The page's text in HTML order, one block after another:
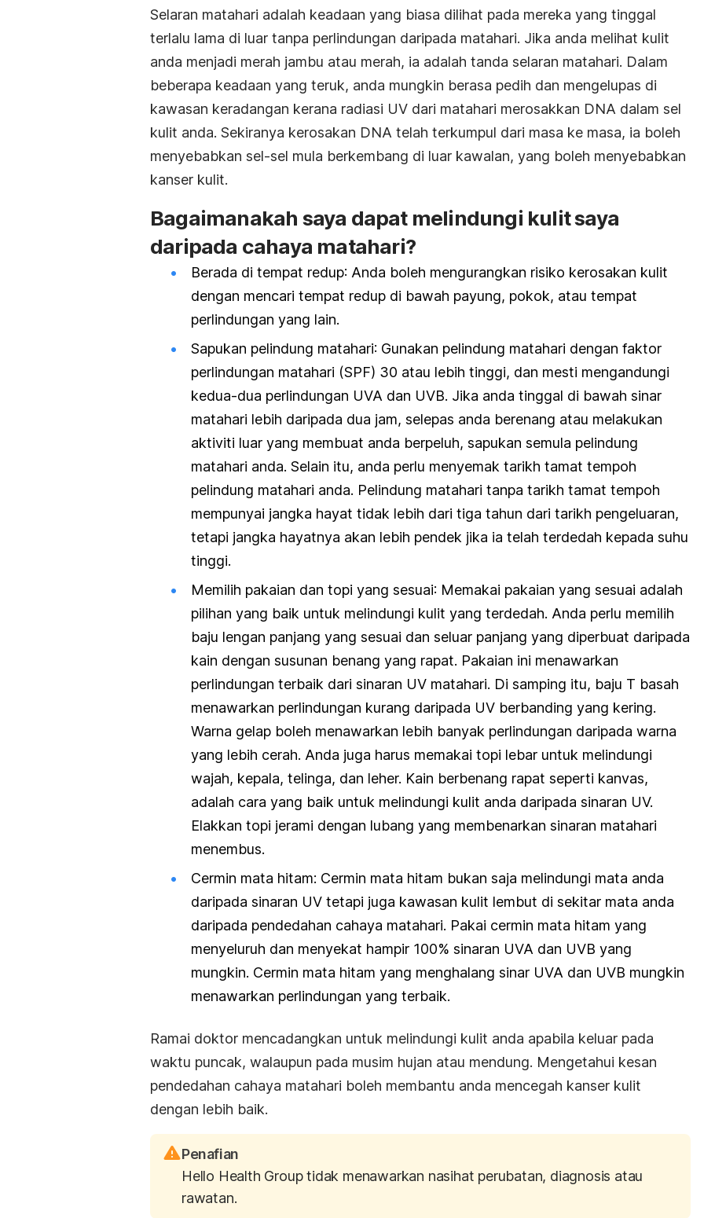
Selaran matahari adalah keadaan yang biasa dilihat pada mereka yang tinggal
terlalu lama di luar tanpa perlindungan daripada matahari. Jika anda melihat kulit
anda menjadi merah jambu atau merah, ia adalah tanda selaran matahari. Dalam
beberapa keadaan yang teruk, anda mungkin berasa pedih dan mengelupas di
kawasan keradangan kerana radiasi UV dari matahari merosakkan DNA dalam sel
kulit anda. Sekiranya kerosakan DNA telah terkumpul dari masa ke masa, ia boleh
menyebabkan sel-sel mula berkembang di luar kawalan, yang boleh menyebabkan
kanser kulit.
Bagaimanakah saya dapat melindungi kulit saya
daripada cahaya matahari?
Berada di tempat redup: Anda boleh mengurangkan risiko kerosakan kulit
dengan mencari tempat redup di bawah payung, pokok, atau tempat
perlindungan yang lain.
Sapukan pelindung matahari: Gunakan pelindung matahari dengan faktor
perlindungan matahari (SPF) 30 atau lebih tinggi, dan mesti mengandungi
kedua-dua perlindungan UVA dan UVB. Jika anda tinggal di bawah sinar
matahari lebih daripada dua jam, selepas anda berenang atau melakukan
aktiviti luar yang membuat anda berpeluh, sapukan semula pelindung
matahari anda. Selain itu, anda perlu menyemak tarikh tamat tempoh
pelindung matahari anda. Pelindung matahari tanpa tarikh tamat tempoh
mempunyai jangka hayat tidak lebih dari tiga tahun dari tarikh pengeluaran,
tetapi jangka hayatnya akan lebih pendek jika ia telah terdedah kepada suhu
tinggi.
Memilih pakaian dan topi yang sesuai: Memakai pakaian yang sesuai adalah
pilihan yang baik untuk melindungi kulit yang terdedah. Anda perlu memilih
baju lengan panjang yang sesuai dan seluar panjang yang diperbuat daripada
kain dengan susunan benang yang rapat. Pakaian ini menawarkan
perlindungan terbaik dari sinaran UV matahari. Di samping itu, baju T basah
menawarkan perlindungan kurang daripada UV berbanding yang kering.
Warna gelap boleh menawarkan lebih banyak perlindungan daripada warna
yang lebih cerah. Anda juga harus memakai topi lebar untuk melindungi
wajah, kepala, telinga, dan leher. Kain berbenang rapat seperti kanvas,
adalah cara yang baik untuk melindungi kulit anda daripada sinaran UV.
Elakkan topi jerami dengan lubang yang membenarkan sinaran matahari
menembus.
Cermin mata hitam: Cermin mata hitam bukan saja melindungi mata anda
daripada sinaran UV tetapi juga kawasan kulit lembut di sekitar mata anda
daripada pendedahan cahaya matahari. Pakai cermin mata hitam yang
menyeluruh dan menyekat hampir 100% sinaran UVA dan UVB yang
mungkin. Cermin mata hitam yang menghalang sinar UVA dan UVB mungkin
menawarkan perlindungan yang terbaik.
Ramai doktor mencadangkan untuk melindungi kulit anda apabila keluar pada
waktu puncak, walaupun pada musim hujan atau mendung. Mengetahui kesan
pendedahan cahaya matahari boleh membantu anda mencegah kanser kulit
dengan lebih baik.
Penafian
Hello Health Group tidak menawarkan nasihat perubatan, diagnosis atau
rawatan.